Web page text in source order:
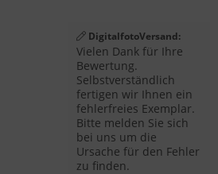
DigitalfotoVersand:
Vielen Dank für Ihre
Bewertung.
Selbstverständlich
fertigen wir Ihnen ein
fehlerfreies Exemplar.
Bitte melden Sie sich
bei uns um die
Ursache für den Fehler
zu finden.